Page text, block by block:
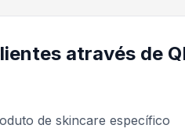
através de
de skincare específico